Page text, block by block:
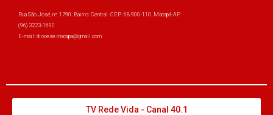
Rua São José, nº: 1790. Bairro: Central. CEP: 68.900-110. Macapá-AP
(96) 3223-1690
E-mail: diocese.macapa@gmail.com
TV Rede Vida - Canal 40.1